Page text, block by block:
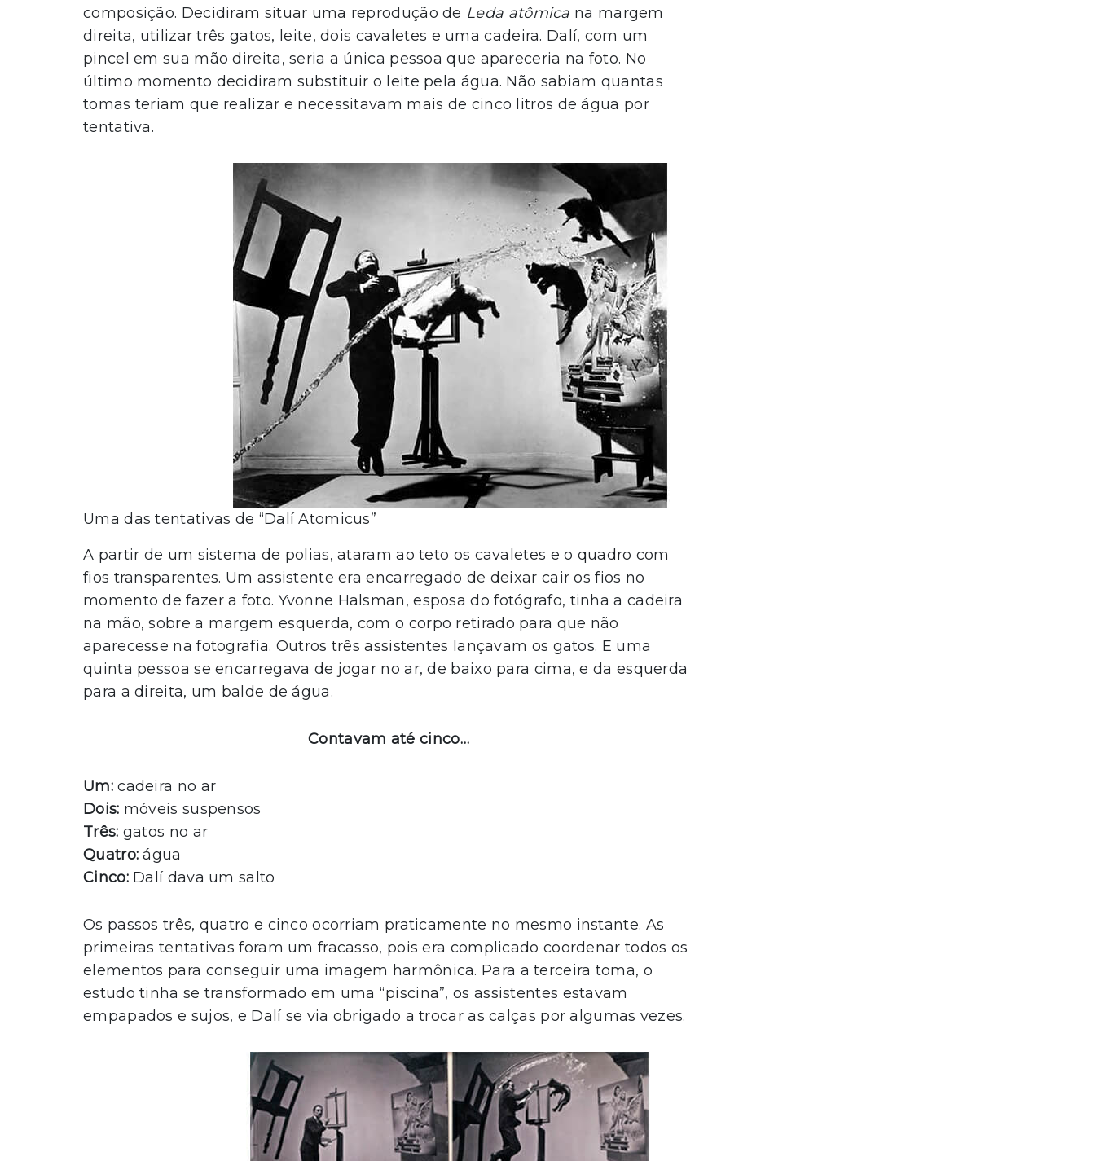
composição. Decidiram situar uma reprodução de Leda atômica na margem
direita, utilizar três gatos, leite, dois cavaletes e uma cadeira. Dalí, com um
pincel em sua mão direita, seria a única pessoa que apareceria na foto. No
último momento decidiram substituir o leite pela água. Não sabiam quantas
tomas teriam que realizar e necessitavam mais de cinco litros de água por
tentativa.
Uma das tentativas de “Dalí Atomicus”
A partir de um sistema de polias, ataram ao teto os cavaletes e o quadro com
fios transparentes. Um assistente era encarregado de deixar cair os fios no
momento de fazer a foto. Yvonne Halsman, esposa do fotógrafo, tinha a cadeira
na mão, sobre a margem esquerda, com o corpo retirado para que não
aparecesse na fotografia. Outros três assistentes lançavam os gatos. E uma
quinta pessoa se encarregava de jogar no ar, de baixo para cima, e da esquerda
para a direita, um balde de água.
Contavam até cinco…
Um:cadeira no ar
Dois: móveis suspensos
Três: gatos no ar
Quatro: água
Cinco:Dalí dava um salto
Os passos três, quatro e cinco ocorriam praticamente no mesmo instante. As
primeiras tentativas foram um fracasso, pois era complicado coordenar todos os
elementos para conseguir uma imagem harmônica. Para a terceira toma, o
estudo tinha se transformado em uma “piscina”, os assistentes estavam
empapados e sujos, e Dalí se via obrigado a trocar as calças por algumas vezes.
Artista
INSCREVA-SE